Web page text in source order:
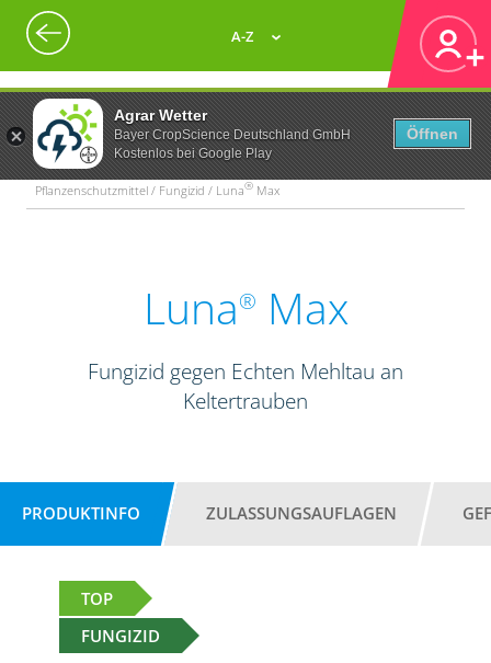
Agrar Wetter
Bayer CropScience Deutschland GmbH
Kostenlos bei Google Play
Öffnen
A-Z
Pflanzenschutzmittel / Fungizid / Luna® Max
Luna® Max
Fungizid gegen Echten Mehltau an
Keltertrauben
PRODUKTINFO ZULASSUNGSAUFLAGEN
TOP
FUNGIZID